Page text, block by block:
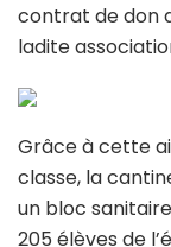
contrat de don
ladite
Grâce à cette
classe, la
un bloc
205 élèves de